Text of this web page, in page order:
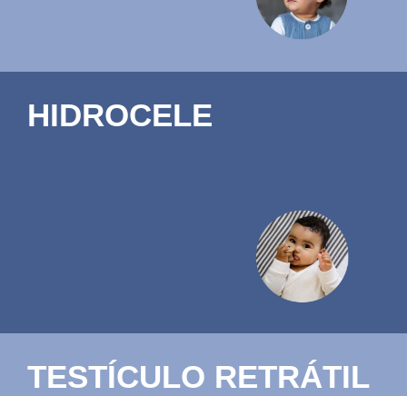
TESTÍCULO RETRÁTIL
HIDROCELE